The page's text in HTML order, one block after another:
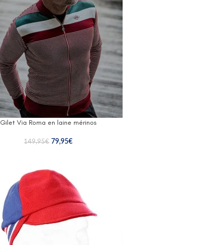
Gilet Via Roma en laine mérinos
149,95€ 79,95€